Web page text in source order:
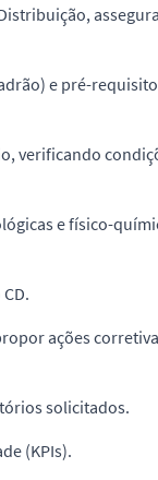
e pré-
verificando
e físico-
ações
solicitados.
(KPIs).